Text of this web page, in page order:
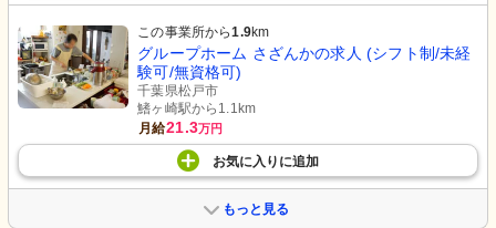
この事業所から1.9km
グループホーム さざんかの求人 (シフト制/未経
験可/無資格可)
千葉県松戸市
鰭ヶ崎駅から1.1km
月給21.3万円
お気に入り に追加
もっと見る